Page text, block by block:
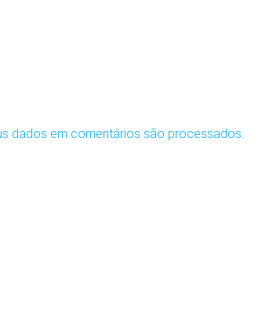
dados em comentários são processados.